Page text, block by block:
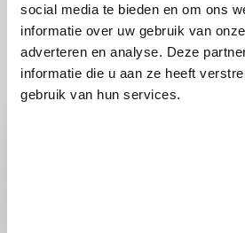
social media te bieden en om ons
informatie over uw gebruik van
adverteren en analyse. Deze
informatie die u aan ze heeft
gebruik van hun services.
06-01-2026
Een kreupele hond